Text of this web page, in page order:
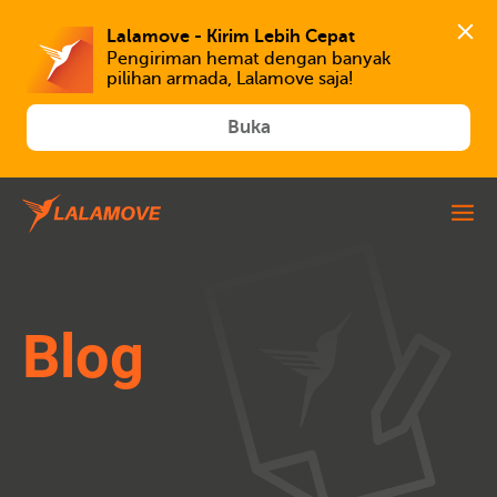
Lalamove - Kirim Lebih Cepat
Pengiriman hemat dengan banyak
Buka
Blog